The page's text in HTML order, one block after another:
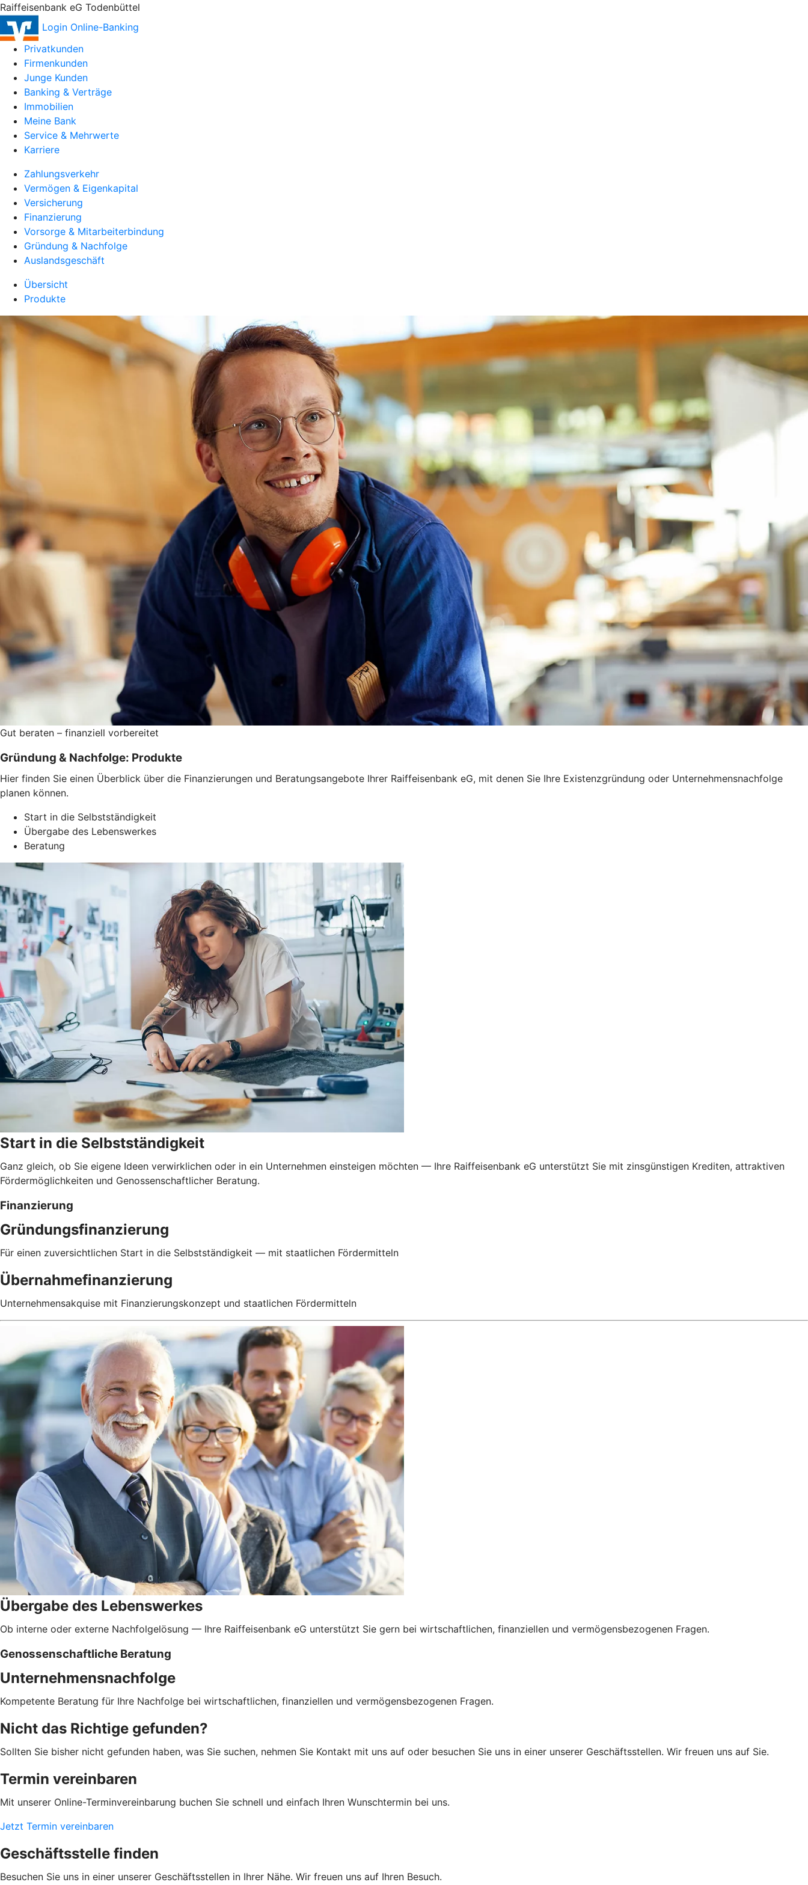
Raiffeisenbank eG Todenbüttel
Login Online-Banking
Privatkunden
Firmenkunden
Junge Kunden
Banking & Verträge
Immobilien
Meine Bank
Service & Mehrwerte
Karriere
Zahlungsverkehr
Vermögen & Eigenkapital
Versicherung
Finanzierung
Vorsorge & Mitarbeiterbindung
Gründung & Nachfolge
Auslandsgeschäft
Übersicht
Produkte
Gut beraten – finanziell vorbereitet
Gründung & Nachfolge: Produkte
Hier finden Sie einen Überblick über die Finanzierungen und Beratungsangebote Ihrer Raiffeisenbank eG, mit denen Sie Ihre Existenzgründung oder Unternehmensnachfolge
planen können.
Start in die Selbstständigkeit
Übergabe des Lebenswerkes
Beratung
Start in die Selbstständigkeit
Ganz gleich, ob Sie eigene Ideen verwirklichen oder in ein Unternehmen einsteigen möchten — Ihre Raiffeisenbank eG unterstützt Sie mit zinsgünstigen Krediten, attraktiven
Fördermöglichkeiten und Genossenschaftlicher Beratung.
Finanzierung
Gründungsfinanzierung
Für einen zuversichtlichen Start in die Selbstständigkeit — mit staatlichen Fördermitteln
Übernahmefinanzierung
Unternehmensakquise mit Finanzierungskonzept und staatlichen Fördermitteln
Übergabe des Lebenswerkes
Ob interne oder externe Nachfolgelösung — Ihre Raiffeisenbank eG unterstützt Sie gern bei wirtschaftlichen, finanziellen und vermögensbezogenen Fragen.
Genossenschaftliche Beratung
Unternehmensnachfolge
Kompetente Beratung für Ihre Nachfolge bei wirtschaftlichen, finanziellen und vermögensbezogenen Fragen.
Nicht das Richtige gefunden?
Sollten Sie bisher nicht gefunden haben, was Sie suchen, nehmen Sie Kontakt mit uns auf oder besuchen Sie uns in einer unserer Geschäftsstellen. Wir freuen uns auf Sie.
Termin vereinbaren
Mit unserer Online-Terminvereinbarung buchen Sie schnell und einfach Ihren Wunschtermin bei uns.
Jetzt Termin vereinbaren
Geschäftsstelle finden
Besuchen Sie uns in einer unserer Geschäftsstellen in Ihrer Nähe. Wir freuen uns auf Ihren Besuch.